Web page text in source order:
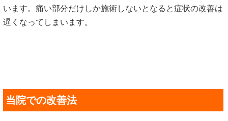
います。痛い部分だけしか施術しないとなると症状の改善は
遅くなってしまいます。
当院での改善法